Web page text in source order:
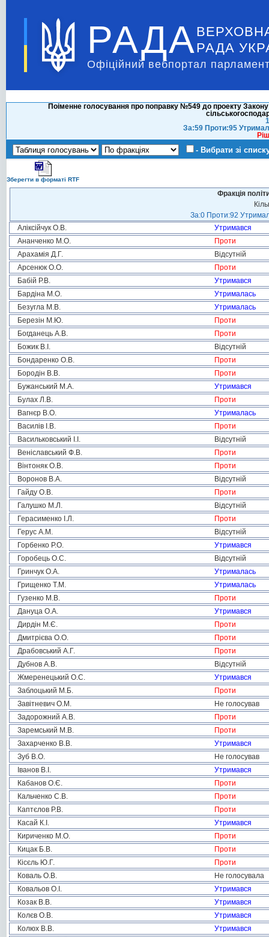
РАДА РАДА
Офіційний вебпортал
Поіменне голосування про поправку №549 до проекту
За:59 Проти:95
- Вибрати зі
Зберегти в форматі RTF
Фракція
За:0 Проти:92
Аліксійчук О.В.
Утримався
Ананченко М.О.
Проти
Арахамія Д.Г.
Відсутній
Арсенюк О.О.
Проти
Бабій Р.В.
Утримався
Бардіна М.О.
Утрималась
Безугла М.В.
Утрималась
Березін М.Ю.
Проти
Богданець А.В.
Проти
Божик В.І.
Відсутній
Бондаренко О.В.
Проти
Бородін В.В.
Проти
Бужанський М.А.
Утримався
Булах Л.В.
Проти
Вагнєр В.О.
Утрималась
Василів І.В.
Проти
Васильковський І.І.
Відсутній
Веніславський Ф.В.
Проти
Вінтоняк О.В.
Проти
Воронов В.А.
Відсутній
Гайду О.В.
Проти
Галушко М.Л.
Відсутній
Герасименко І.Л.
Проти
Герус А.М.
Відсутній
Горбенко Р.О.
Утримався
Горобець О.С.
Відсутній
Гринчук О.А.
Утрималась
Грищенко Т.М.
Утрималась
Гузенко М.В.
Проти
Дануца О.А.
Утримався
Дирдін М.Є.
Проти
Дмитрієва О.О.
Проти
Драбовський А.Г.
Проти
Дубнов А.В.
Відсутній
Жмеренецький О.С.
Утримався
Заблоцький М.Б.
Проти
Завітневич О.М.
Не голосував
Задорожний А.В.
Проти
Заремський М.В.
Проти
Захарченко В.В.
Утримався
Зуб В.О.
Не голосував
Іванов В.І.
Утримався
Кабанов О.Є.
Проти
Кальченко С.В.
Проти
Каптєлов Р.В.
Проти
Касай К.І.
Утримався
Кириченко М.О.
Проти
Кицак Б.В.
Проти
Кісєль Ю.Г.
Проти
Коваль О.В.
Не голосувала
Ковальов О.І.
Утримався
Козак В.В.
Утримався
Колєв О.В.
Утримався
Колюх В.В.
Утримався